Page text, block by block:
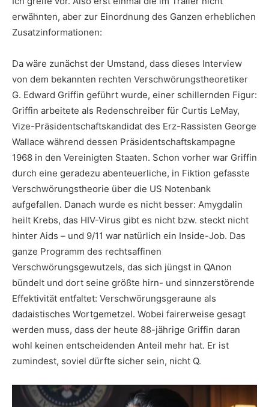
erwähnten, aber zur Einordnung des Ganzen erheblichen
Zusatzinformationen:
Da wäre zunächst der Umstand, dass dieses Interview
von dem bekannten rechten Verschwörungstheoretiker
G. Edward Griffin geführt wurde, einer schillernden Figur:
Griffin arbeitete als Redenschreiber für Curtis LeMay,
Vize-Präsidentschaftskandidat des Erz-Rassisten George
Wallace während dessen Präsidentschaftskampagne
1968 in den Vereinigten Staaten. Schon vorher war Griffin
durch eine geradezu abenteuerliche, in Fiktion gefasste
Verschwörungstheorie über die US Notenbank
aufgefallen. Danach wurde es nicht besser: Amygdalin
heilt Krebs, das HIV-Virus gibt es nicht bzw. steckt nicht
hinter Aids – und 9/11 war natürlich ein Inside-Job. Das
ganze Programm des rechtsaffinen
Verschwörungsgewutzels, das sich jüngst in QAnon
bündelt und dort seine größte hirn- und sinnzerstörende
Effektivität entfaltet: Verschwörungsgeraune als
dadaistisches Wortgemetzel. Wobei fairerweise gesagt
werden muss, dass der heute 88-jährige Griffin daran
wohl keinen entscheidenden Anteil mehr hat. Er ist
zumindest, soviel dürfte sicher sein, nicht Q.